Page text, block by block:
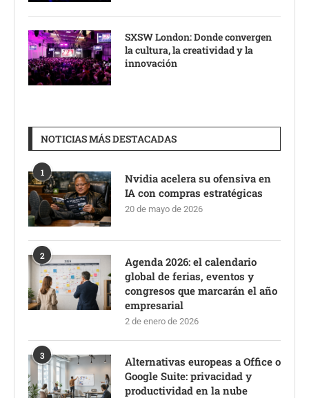
SXSW London: Donde convergen
la cultura, la creatividad y la
innovación
NOTICIAS MÁS DESTACADAS
1
Nvidia acelera su ofensiva en
IA con compras estratégicas
20 de mayo de 2026
2
Agenda 2026: el calendario
global de ferias, eventos y
congresos que marcarán el año
empresarial
2 de enero de 2026
3
Alternativas europeas a Office o
Google Suite: privacidad y
productividad en la nube